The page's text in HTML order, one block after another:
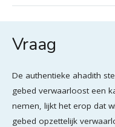
Vraag
De authentieke ahadith
gebed verwaarloost een
nemen, lijkt het erop dat
gebed opzettelijk